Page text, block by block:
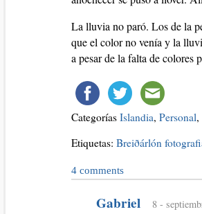
La lluvia no paró. Los de la
que el color no venía y la
a pesar de la falta de colores
Categorías Islandia, Personal,
Etiquetas: Breiðárlón
4 comments
Gabriel 8 -